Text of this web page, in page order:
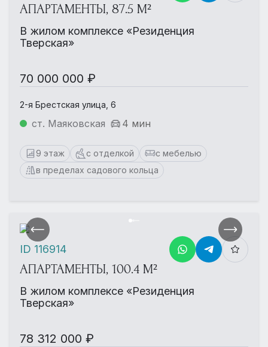
АПАРТАМЕНТЫ, 87.5 М²
В жилом комплексе «Резиденция
Тверская»
70 000 000 ₽
2-я Брестская улица, 6
ст. Маяковская 4 мин
9 этаж с отделкой
с мебелью
в пределах садового кольца
АПАРТАМЕНТЫ, 100.4 М²
В жилом комплексе «Резиденция
Тверская»
78 312 000 ₽
ID 116914